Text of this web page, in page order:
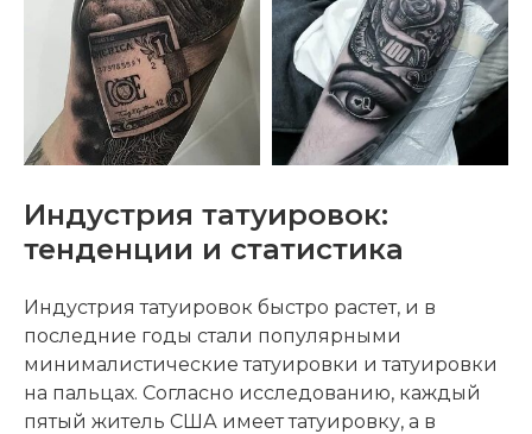
Индустрия татуировок:
тенденции и статистика
Индустрия татуировок быстро растет, и в
последние годы стали популярными
минималистические татуировки и татуировки
на пальцах. Согласно исследованию, каждый
пятый житель США имеет татуировку, а в